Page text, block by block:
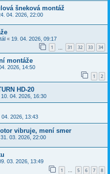
šneková montáž
04. 2026, 22:00
« 19. 04. 2026, 09:17
1 31 32 33 34
montáže
2026, 14:50
1 2
HD-20
10. 04. 2026, 16:30
04. 2026, 13:43
vibruje, mení smer
31. 03. 2026, 22:00
03. 2026, 13:49
1 … 5 6 7 8